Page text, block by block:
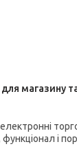
магазину
і